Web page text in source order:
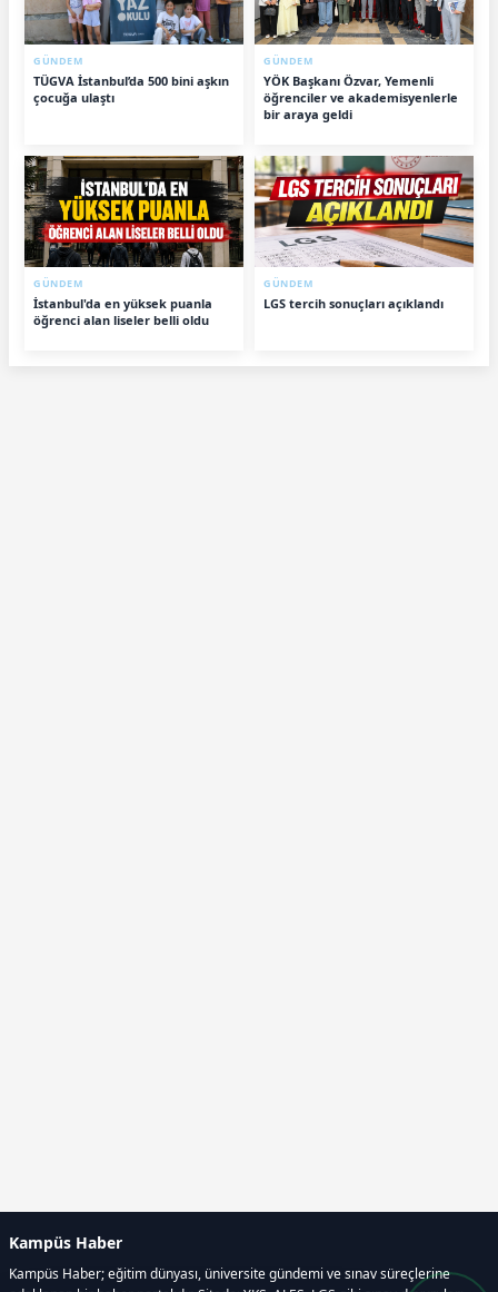
GÜNDEM
TÜGVA İstanbul’da 500 bini aşkın
çocuğa ulaştı
GÜNDEM
YÖK Başkanı Özvar, Yemenli
öğrenciler ve akademisyenlerle
bir araya geldi
GÜNDEM
İstanbul'da en yüksek puanla
öğrenci alan liseler belli oldu
GÜNDEM
LGS tercih sonuçları açıklandı
Kampüs Haber
Kampüs Haber; eğitim dünyası, üniversite gündemi ve sınav süreçlerine